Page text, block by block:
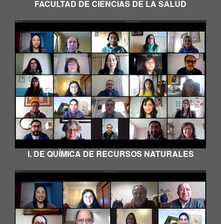
FACULTAD DE CIENCIAS DE LA SALUD
I. DE QUÍMICA DE RECURSOS NATURALES